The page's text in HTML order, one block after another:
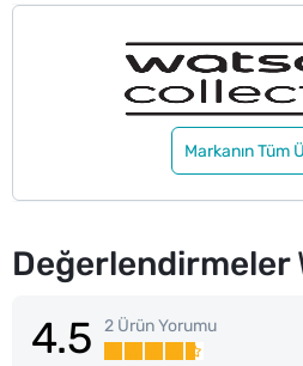
Markanın Tüm
Değerlendirmeler
4.5 2 Ürün Yorumu